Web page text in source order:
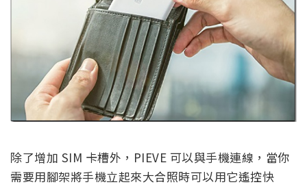
除了增加 SIM 卡槽外，PIEVE 可以與手機連線，當你
需要用腳架將手機立起來大合照時可以用它遙控快